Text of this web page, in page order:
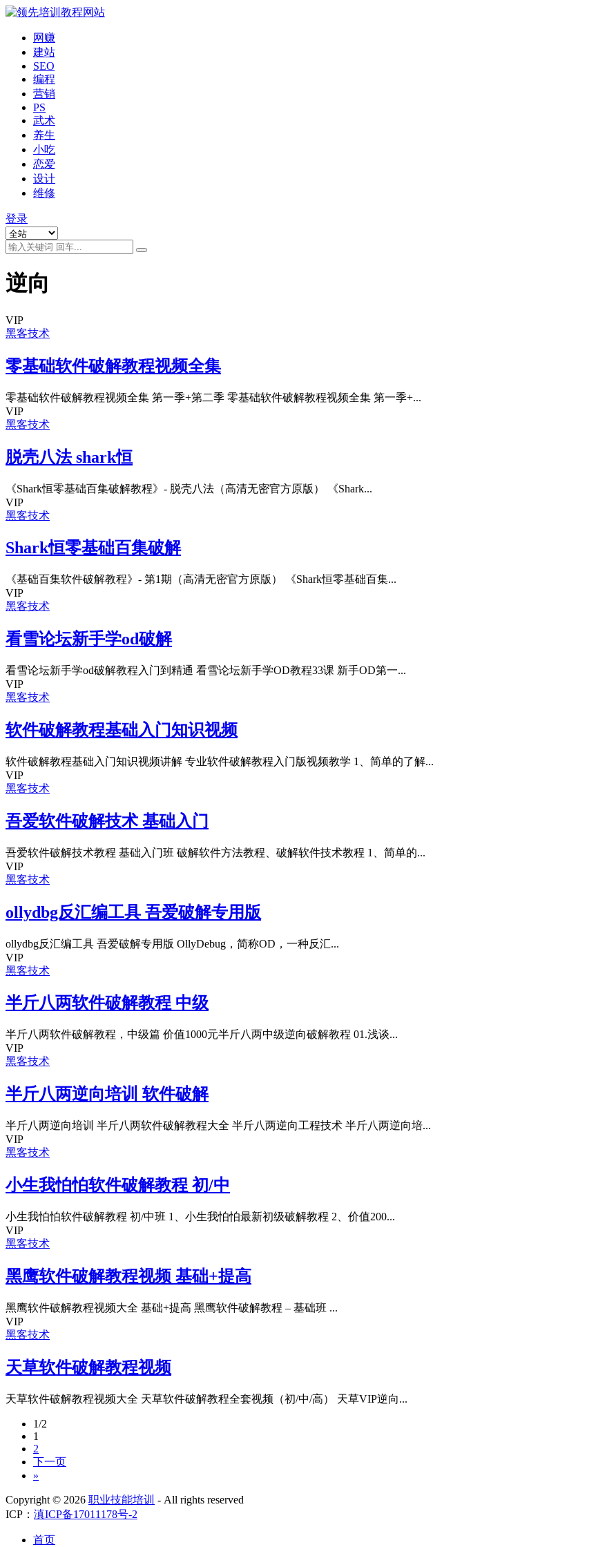
网赚
建站
SEO
编程
营销
PS
武术
养生
小吃
恋爱
设计
维修
登录
逆向
VIP
黑客技术
零基础软件破解教程视频全集
零基础软件破解教程视频全集 第一季+第二季 零基础软件破解教程视频全集 第一季+...
VIP
黑客技术
脱壳八法 shark恒
《Shark恒零基础百集破解教程》- 脱壳八法（高清无密官方原版） 《Shark...
VIP
黑客技术
Shark恒零基础百集破解
《基础百集软件破解教程》- 第1期（高清无密官方原版） 《Shark恒零基础百集...
VIP
黑客技术
看雪论坛新手学od破解
看雪论坛新手学od破解教程入门到精通 看雪论坛新手学OD教程33课 新手OD第一...
VIP
黑客技术
软件破解教程基础入门知识视频
软件破解教程基础入门知识视频讲解 专业软件破解教程入门版视频教学 1、简单的了解...
VIP
黑客技术
吾爱软件破解技术 基础入门
吾爱软件破解技术教程 基础入门班 破解软件方法教程、破解软件技术教程 1、简单的...
VIP
黑客技术
ollydbg反汇编工具 吾爱破解专用版
ollydbg反汇编工具 吾爱破解专用版 OllyDebug，简称OD，一种反汇...
VIP
黑客技术
半斤八两软件破解教程 中级
半斤八两软件破解教程，中级篇 价值1000元半斤八两中级逆向破解教程 01.浅谈...
VIP
黑客技术
半斤八两逆向培训 软件破解
半斤八两逆向培训 半斤八两软件破解教程大全 半斤八两逆向工程技术 半斤八两逆向培...
VIP
黑客技术
小生我怕怕软件破解教程 初/中
小生我怕怕软件破解教程 初/中班 1、小生我怕怕最新初级破解教程 2、价值200...
VIP
黑客技术
黑鹰软件破解教程视频 基础+提高
黑鹰软件破解教程视频大全 基础+提高 黑鹰软件破解教程 – 基础班 ...
VIP
黑客技术
天草软件破解教程视频
天草软件破解教程视频大全 天草软件破解教程全套视频（初/中/高） 天草VIP逆向...
1/2
1
2
下一页
»
Copyright © 2026 职业技能培训 - All rights reserved
ICP： 滇ICP备17011178号-2
首页